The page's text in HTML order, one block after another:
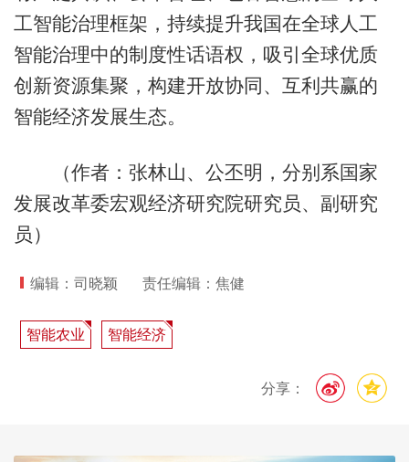
工智能治理框架，持续提升我国在全球人工
智能治理中的制度性话语权，吸引全球优质
创新资源集聚，构建开放协同、互利共赢的
智能经济发展生态。
（作者：张林山、公丕明，分别系国家
发展改革委宏观经济研究院研究员、副研究
员）
编辑：司晓颖 责任编辑：焦健
智能农业 智能经济
分享：